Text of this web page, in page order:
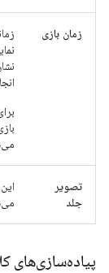
زمان بازی
تصویر
جلد
پیاده‌سازی‌های